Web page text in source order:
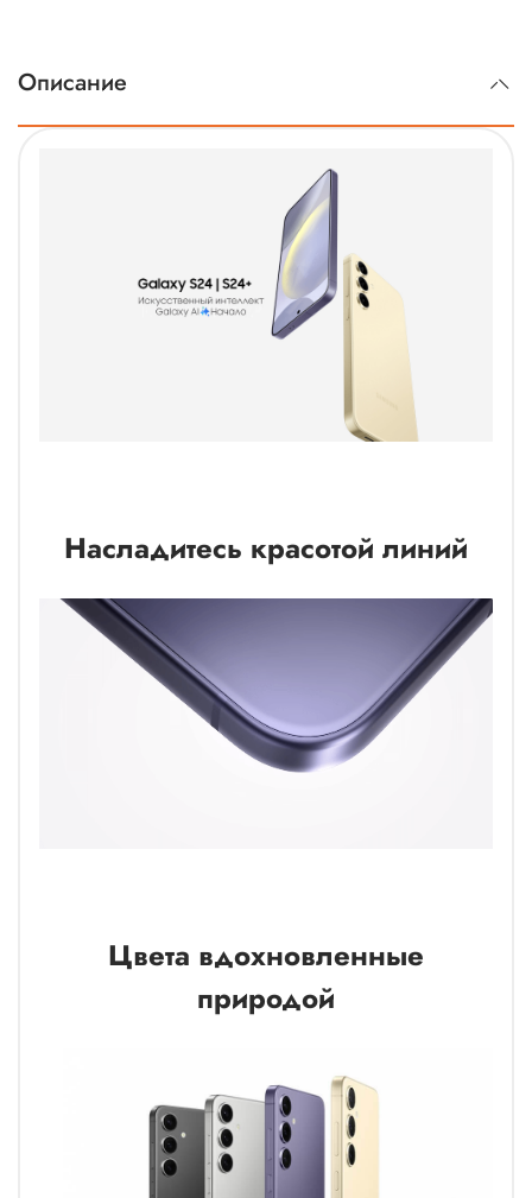
Описание
Насладитесь красотой линий
Цвета вдохновленные
природой